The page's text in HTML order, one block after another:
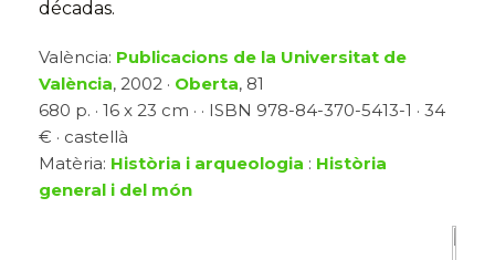
décadas.
València: Publicacions de la Universitat de
València, 2002 · Oberta, 81
680 p. · 16 x 23 cm · · ISBN 978-84-370-5413-1 · 34
€ · castellà
Matèria: Història i arqueologia : Història
general i del món